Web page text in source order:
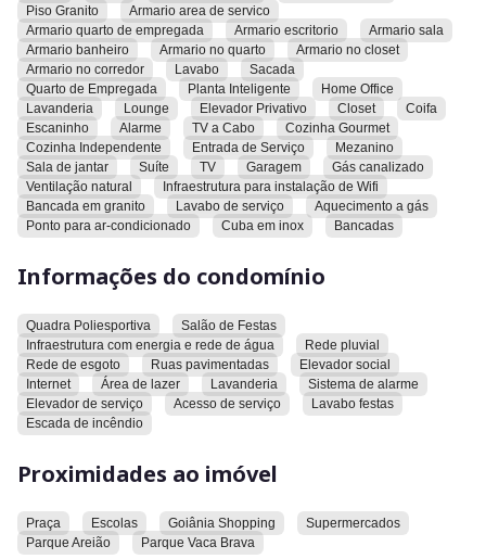
São 3 suites plenas, sendo a master com banheiro de
hidromassagem
Chuveiros com aquecimento a gás, via caldeira
Area privativa 205 m2 muito bem dstribuidos em sala de
jantar, sala de visitas e sala de TV, uma cozinha repleta de
armarios, 3 dispensas sendo uma na sala, uma na cozinha e
uma na area de serviço, area de serviço espaçosa, com
banheiro de serviço, lavabo na entrada, 2 suites plenas de
de garagem sendo 2 em gaveta, cabe RAM, escaninho muito
espaçoso, uma varanda toda na cortina de vidro.
armarios da cozinha Florense, armarios dos quartos TERRA
tudo muito bem conservado
pe direito com 2,75 metros, forro todo rebaixado, projeto de
iluminação muito bem feito
um produto exclusivo com apenas 9 moradores,
totalmente familiar
Piso Granito
Armario area de servico
Armario quarto de empregada
Armario escritorio
Armario sala
Armario banheiro
Armario no quarto
Armario no closet
Armario no corredor
Lavabo
Sacada
Quarto de Empregada
Planta Inteligente
Home Office
Lavanderia
Lounge Elevador Privativo Closet
Coifa
Escaninho
Alarme TV a Cabo
Cozinha Gourmet
Cozinha Independente
Entrada de Serviço
Mezanino
Sala de jantar
Suíte TV Garagem
Gás canalizado
Ventilação natural
Infraestrutura para instalação de Wifi
Bancada em granito
Lavabo de serviço
Aquecimento a gás
Ponto para ar-condicionado
Cuba em inox Bancadas
Informações do condomínio
Quadra Poliesportiva
Salão de Festas
Infraestrutura com energia e rede de água
Rede pluvial
Rede de esgoto
Ruas pavimentadas
Elevador social
Internet
Área de lazer Lavanderia
Sistema de alarme
Elevador de serviço
Acesso de serviço
Lavabo festas
Escada de incêndio
Proximidades ao imóvel
Praça Escolas Goiânia Shopping
Supermercados
Parque Areião
Parque Vaca Brava